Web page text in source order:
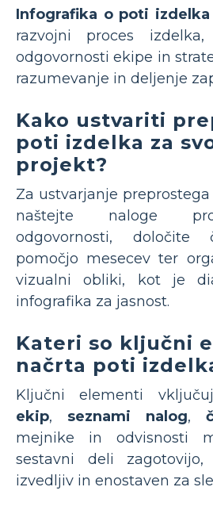
Infografika o poti izdelka
razvojni proces
odgovornosti ekipe in
razumevanje in deljenje
Kako ustvariti
poti izdelka za
projekt?
Za ustvarjanje
naštejte naloge
odgovornosti,
pomočjo mesecev ter
vizualni obliki, kot je
infografika za jasnost.
Kateri so ključni
načrta poti
Ključni elementi
ekip, seznami nalog,
mejnike in odvisnosti
sestavni deli
izvedljiv in enostaven za